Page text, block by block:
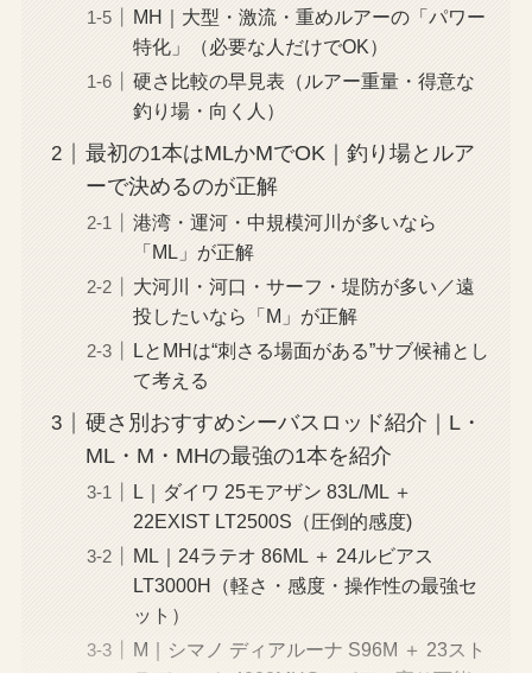
MH｜大型・激流・重めルアーの「パワー
特化」（必要な人だけでOK）
硬さ比較の早見表（ルアー重量・得意な
釣り場・向く人）
最初の1本はMLかMでOK｜釣り場とルア
ーで決めるのが正解
港湾・運河・中規模河川が多いなら
「ML」が正解
大河川・河口・サーフ・堤防が多い／遠
投したいなら「M」が正解
LとMHは“刺さる場面がある”サブ候補とし
て考える
硬さ別おすすめシーバスロッド紹介｜L・
ML・M・MHの最強の1本を紹介
L｜ダイワ 25モアザン 83L/ML ＋
22EXIST LT2500S（圧倒的感度)
ML｜24ラテオ 86ML ＋ 24ルビアス
LT3000H（軽さ・感度・操作性の最強セ
ット）
M｜シマノ ディアルーナ S96M ＋ 23スト